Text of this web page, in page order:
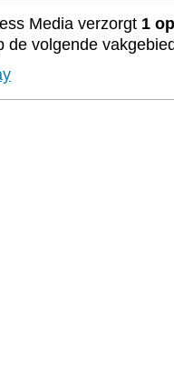
Media verzorgt 1
de volgende